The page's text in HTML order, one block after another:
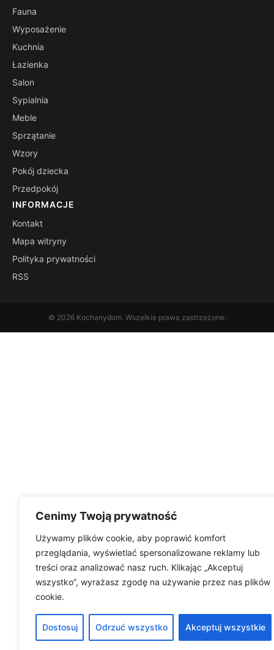
Cenimy Twoją prywatność
Używamy plików cookie, aby poprawić komfort
przeglądania, wyświetlać spersonalizowane reklamy lub
treści oraz analizować nasz ruch. Klikając „Akceptuj
wszystko”, wyrażasz zgodę na używanie przez nas plików
cookie.
Dostosuj Odrzuć wszystko Akceptuj wszystkie
Fauna
Wyposażenie
Kuchnia
Łazienka
Salon
Sypialnia
Meble
Sprzątanie
Wzory
Pokój dziecka
Przedpokój
INFORMACJE
Kontakt
Mapa witryny
Polityka prywatności
RSS
© 2026 Kochanydom. Wszelkie prawa zastrzeżone.